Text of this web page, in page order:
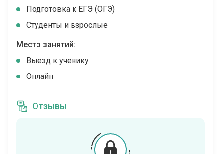
Подготовка к ЕГЭ (ОГЭ)
Студенты и взрослые
Место занятий:
Выезд к ученику
Онлайн
Отзывы